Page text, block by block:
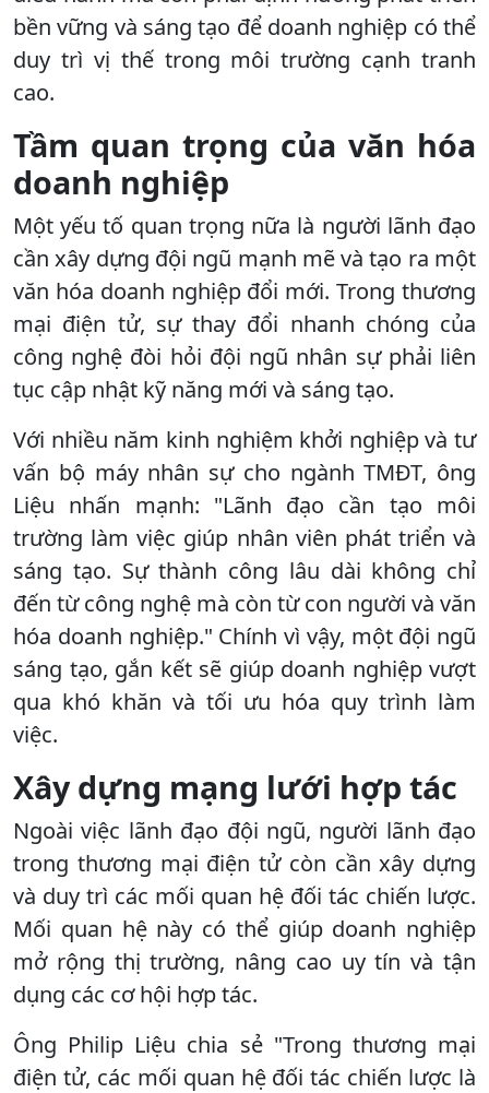
bền vững và sáng tạo để doanh nghiệp có thể
duy trì vị thế trong môi trường cạnh tranh
cao.
Tầm quan trọng của văn hóa
doanh nghiệp
Một yếu tố quan trọng nữa là người lãnh đạo
cần xây dựng đội ngũ mạnh mẽ và tạo ra một
văn hóa doanh nghiệp đổi mới. Trong thương
mại điện tử, sự thay đổi nhanh chóng của
công nghệ đòi hỏi đội ngũ nhân sự phải liên
tục cập nhật kỹ năng mới và sáng tạo.
Với nhiều năm kinh nghiệm khởi nghiệp và tư
vấn bộ máy nhân sự cho ngành TMĐT, ông
Liệu nhấn mạnh: "Lãnh đạo cần tạo môi
trường làm việc giúp nhân viên phát triển và
sáng tạo. Sự thành công lâu dài không chỉ
đến từ công nghệ mà còn từ con người và văn
hóa doanh nghiệp." Chính vì vậy, một đội ngũ
sáng tạo, gắn kết sẽ giúp doanh nghiệp vượt
qua khó khăn và tối ưu hóa quy trình làm
việc.
Xây dựng mạng lưới hợp tác
Ngoài việc lãnh đạo đội ngũ, người lãnh đạo
trong thương mại điện tử còn cần xây dựng
và duy trì các mối quan hệ đối tác chiến lược.
Mối quan hệ này có thể giúp doanh nghiệp
mở rộng thị trường, nâng cao uy tín và tận
dụng các cơ hội hợp tác.
Ông Philip Liệu chia sẻ "Trong thương mại
điện tử, các mối quan hệ đối tác chiến lược là